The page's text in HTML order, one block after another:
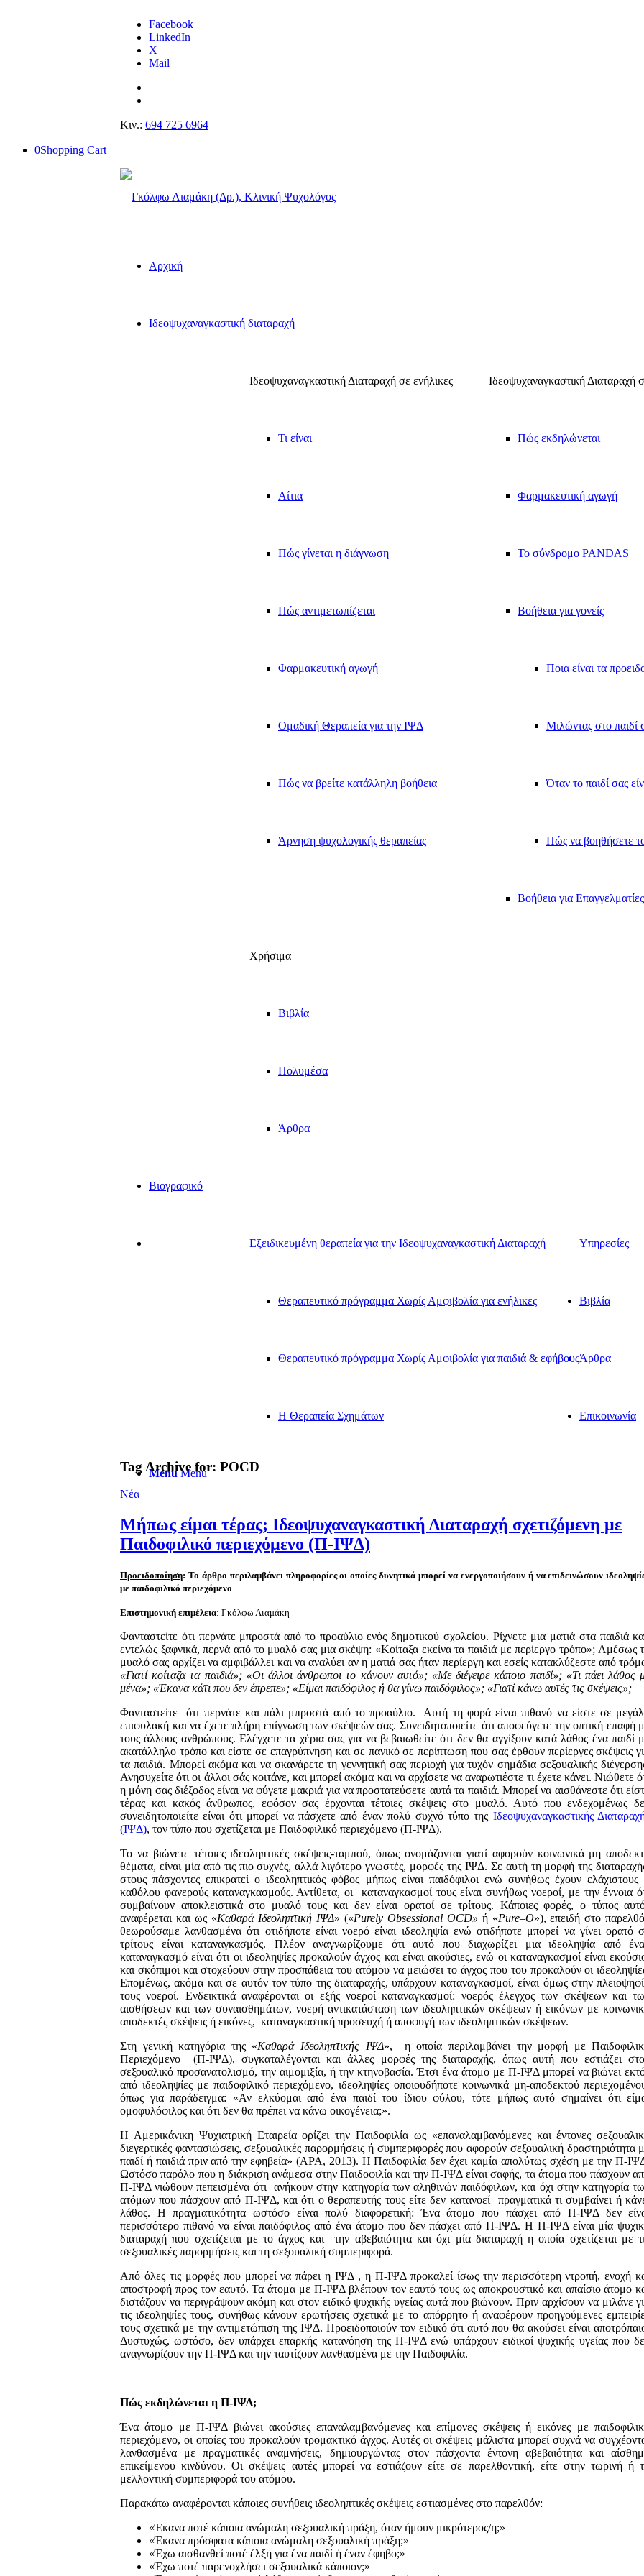
Facebook
LinkedIn
X
Mail
Κιν.: 694 725 6964
0Shopping Cart
Αρχική
Ιδεοψυχαναγκαστική διαταραχή
Ιδεοψυχαναγκαστική Διαταραχή σε ενήλικες
Τι είναι
Αίτια
Πώς γίνεται η διάγνωση
Πώς αντιμετωπίζεται
Φαρμακευτική αγωγή
Ομαδική Θεραπεία για την ΙΨΔ
Πώς να βρείτε κατάλληλη βοήθεια
Άρνηση ψυχολογικής θεραπείας
Ιδεοψυχαναγκαστική Διαταραχή
Πώς εκδηλώνεται
Φαρμακευτική αγωγή
Το σύνδρομο PANDAS
Βοήθεια για γονείς
Ποια είναι τα
Μιλώντας στο παιδί
Όταν το παιδί σας
Πώς να βοηθήσετε
Βοήθεια για
Χρήσιμα
Βιβλία
Πολυμέσα
Άρθρα
Βιογραφικό
Υπηρεσίες
Εξειδικευμένη θεραπεία για την Ιδεοψυχαναγκαστική Διαταραχή
Θεραπευτικό πρόγραμμα Χωρίς Αμφιβολία για ενήλικες
Θεραπευτικό πρόγραμμα Χωρίς Αμφιβολία για παιδιά & εφήβους
Η Θεραπεία Σχημάτων
Βιβλία
Άρθρα
Επικοινωνία
Menu Menu
Tag Archive for: POCD
Νέα
Μήπως είμαι τέρας; Ιδεοψυχαναγκαστική Διαταραχή σχετιζόμενη με
Παιδοφιλικό περιεχόμενο (Π-ΙΨΔ)
Προειδοποίηση: Το άρθρο περιλαμβάνει πληροφορίες οι οποίες δυνητικά μπορεί να ενεργοποιήσουν ή να επιδεινώσουν
με παιδοφιλικό περιεχόμενο
Επιστημονική επιμέλεια: Γκόλφω Λιαμάκη
Φανταστείτε ότι περνάτε μπροστά από το προαύλιο ενός δημοτικού σχολείου. Ρίχνετε μια ματιά στα παιδιά
εντελώς ξαφνικά, περνά από το μυαλό σας μια σκέψη: «Κοίταξα εκείνα τα παιδιά με περίεργο τρόπο»; Αμέσως
μυαλό σας αρχίζει να αμφιβάλλει και να αναλύει αν η ματιά σας ήταν περίεργη και εσείς κατακλύζεστε από
«Γιατίκοίταζα τα παιδιά»; «Οι άλλοι άνθρωποι το κάνουν αυτό»; «Με διέγειρε κάποιο παιδί»; «Τι πάει λάθος
μένα»; «Έκανα κάτι που δεν έπρεπε»; «Είμαι παιδόφιλος ή θα γίνω παιδόφιλος»; «Γιατί κάνω αυτές τις σκέψεις»;
Φανταστείτε ότι περνάτε και πάλι μπροστά από το προαύλιο. Αυτή τη φορά είναι πιθανό να είστε σε
επιφυλακή και να έχετε πλήρη επίγνωση των σκέψεών σας. Συνειδητοποιείτε ότι αποφεύγετε την οπτική επαφή
τους άλλους ανθρώπους. Ελέγχετε τα χέρια σας για να βεβαιωθείτε ότι δεν θα αγγίξουν κατά λάθος ένα παιδί
ακατάλληλο τρόπο και είστε σε επαγρύπνηση και σε πανικό σε περίπτωση που σας έρθουν περίεργες σκέψεις
τα παιδιά. Μπορεί ακόμα και να σκανάρετε τη γεννητική σας περιοχή για τυχόν σημάδια σεξουαλικής
Ανησυχείτε ότι οι άλλοι σάς κοιτάνε, και μπορεί ακόμα και να αρχίσετε να αναρωτιέστε τι έχετε κάνει. Νιώθετε
η μόνη σας διέξοδος είναι να φύγετε μακριά για να προστατεύσετε αυτά τα παιδιά. Μπορεί να αισθάνεστε ότι
τέρας και κακός άνθρωπος, εφόσον σας έρχονται τέτοιες σκέψεις στο μυαλό. Αυτό που ενδεχομένως
συνειδητοποιείτε είναι ότι μπορεί να πάσχετε από έναν πολύ συχνό τύπο της Ιδεοψυχαναγκαστικής
(ΙΨΔ), τον τύπο που σχετίζεται με Παιδοφιλικό περιεχόμενο (Π-ΙΨΔ).
Το να βιώνετε τέτοιες ιδεοληπτικές σκέψεις-ταμπού, όπως ονομάζονται γιατί αφορούν κοινωνικά μη
θέματα, είναι μία από τις πιο συχνές, αλλά λιγότερο γνωστές, μορφές της ΙΨΔ. Σε αυτή τη μορφή της
στους πάσχοντες επικρατεί ο ιδεοληπτικός φόβος μήπως είναι παιδόφιλοι ενώ συνήθως έχουν ελάχιστους
καθόλου φανερούς καταναγκασμούς. Αντίθετα, οι καταναγκασμοί τους είναι συνήθως νοεροί, με την έννοια
συμβαίνουν αποκλειστικά στο μυαλό τους και δεν είναι ορατοί σε τρίτους. Κάποιες φορές, ο τύπος
αναφέρεται και ως «Καθαρά Ιδεοληπτική ΙΨΔ» («Purely Obsessional OCD» ή «Pure–O»), επειδή στο
θεωρούσαμε λανθασμένα ότι οτιδήποτε είναι νοερό είναι ιδεοληψία ενώ οτιδήποτε μπορεί να γίνει ορατό
τρίτους είναι καταναγκασμός. Πλέον αναγνωρίζουμε ότι αυτό που διαχωρίζει μια ιδεοληψία από
καταναγκασμό είναι ότι οι ιδεοληψίες προκαλούν άγχος και είναι ακούσιες, ενώ οι καταναγκασμοί είναι
και σκόπιμοι και στοχεύουν στην προσπάθεια του ατόμου να μειώσει το άγχος που του προκαλούν οι
Επομένως, ακόμα και σε αυτόν τον τύπο της διαταραχής, υπάρχουν καταναγκασμοί, είναι όμως στην
τους νοεροί. Ενδεικτικά αναφέρονται οι εξής νοεροί καταναγκασμοί: νοερός έλεγχος των σκέψεων και
αισθήσεων και των συναισθημάτων, νοερή αντικατάσταση των ιδεοληπτικών σκέψεων ή εικόνων με
αποδεκτές σκέψεις ή εικόνες, καταναγκαστική προσευχή ή αποφυγή των ιδεοληπτικών σκέψεων.
Στη γενική κατηγόρια της «Καθαρά Ιδεοληπτικής ΙΨΔ», η οποία περιλαμβάνει την μορφή με
Περιεχόμενο (Π-ΙΨΔ), συγκαταλέγονται και άλλες μορφές της διαταραχής, όπως αυτή που εστιάζει
σεξουαλικό προσανατολισμό, την αιμομιξία, ή την κτηνοβασία. Έτσι ένα άτομο με Π-ΙΨΔ μπορεί να βιώνει
από ιδεοληψίες με παιδοφιλικό περιεχόμενο, ιδεοληψίες οποιουδήποτε κοινωνικά μη-αποδεκτού
όπως για παράδειγμα: «Αν ελκύομαι από ένα παιδί του ίδιου φύλου, τότε μήπως αυτό σημαίνει ότι
ομοφυλόφιλος και ότι δεν θα πρέπει να κάνω οικογένεια;».
Η Αμερικάνικη Ψυχιατρική Εταιρεία ορίζει την Παιδοφιλία ως «επαναλαμβανόμενες και έντονες
διεγερτικές φαντασιώσεις, σεξουαλικές παρορμήσεις ή συμπεριφορές που αφορούν σεξουαλική δραστηριότητα
παιδί ή παιδιά πριν από την εφηβεία» (APA, 2013). Η Παιδοφιλία δεν έχει καμία απολύτως σχέση με την Π-
Ωστόσο παρόλο που η διάκριση ανάμεσα στην Παιδοφιλία και την Π-ΙΨΔ είναι σαφής, τα άτομα που πάσχουν
Π-ΙΨΔ νιώθουν πεπεισμένα ότι ανήκουν στην κατηγορία των αληθινών παιδόφιλων, και όχι στην κατηγορία
ατόμων που πάσχουν από Π-ΙΨΔ, και ότι ο θεραπευτής τους είτε δεν κατανοεί πραγματικά τι συμβαίνει ή
λάθος. Η πραγματικότητα ωστόσο είναι πολύ διαφορετική: Ένα άτομο που πάσχει από Π-ΙΨΔ δεν
περισσότερο πιθανό να είναι παιδόφιλος από ένα άτομο που δεν πάσχει από Π-ΙΨΔ. Η Π-ΙΨΔ είναι μία
διαταραχή που σχετίζεται με το άγχος και την αβεβαιότητα και όχι μία διαταραχή η οποία σχετίζεται με
σεξουαλικές παρορμήσεις και τη σεξουαλική συμπεριφορά.
Από όλες τις μορφές που μπορεί να πάρει η ΙΨΔ , η Π-ΙΨΔ προκαλεί ίσως την περισσότερη ντροπή, ενοχή
αποστροφή προς τον εαυτό. Τα άτομα με Π-ΙΨΔ βλέπουν τον εαυτό τους ως αποκρουστικό και απαίσιο άτομο
διστάζουν να περιγράψουν ακόμη και στον ειδικό ψυχικής υγείας αυτά που βιώνουν. Πριν αρχίσουν να μιλάνε
τις ιδεοληψίες τους, συνήθως κάνουν ερωτήσεις σχετικά με το απόρρητο ή αναφέρουν προηγούμενες
τους σχετικά με την αντιμετώπιση της ΙΨΔ. Προειδοποιούν τον ειδικό ότι αυτό που θα ακούσει είναι
Δυστυχώς, ωστόσο, δεν υπάρχει επαρκής κατανόηση της Π-ΙΨΔ ενώ υπάρχουν ειδικοί ψυχικής υγείας που
αναγνωρίζουν την Π-ΙΨΔ και την ταυτίζουν λανθασμένα με την Παιδοφιλία.
Πώς εκδηλώνεται η Π-ΙΨΔ;
Ένα άτομο με Π-ΙΨΔ βιώνει ακούσιες επαναλαμβανόμενες και επίμονες σκέψεις ή εικόνες με
περιεχόμενο, οι οποίες του προκαλούν τρομακτικό άγχος. Αυτές οι σκέψεις μάλιστα μπορεί συχνά να
λανθασμένα με πραγματικές αναμνήσεις, δημιουργώντας στον πάσχοντα έντονη αβεβαιότητα και
επικείμενου κινδύνου. Οι σκέψεις αυτές μπορεί να εστιάζουν είτε σε παρελθοντική, είτε στην τωρινή ή
μελλοντική συμπεριφορά του ατόμου.
Παρακάτω αναφέρονται κάποιες συνήθεις ιδεοληπτικές σκέψεις εστιασμένες στο παρελθόν:
«Έκανα ποτέ κάποια ανώμαλη σεξουαλική πράξη, όταν ήμουν μικρότερος/η;»
«Έκανα πρόσφατα κάποια ανώμαλη σεξουαλική πράξη;»
«Έχω αισθανθεί ποτέ έλξη για ένα παιδί ή έναν έφηβο;»
«Έχω ποτέ παρενοχλήσει σεξουαλικά κάποιον;»